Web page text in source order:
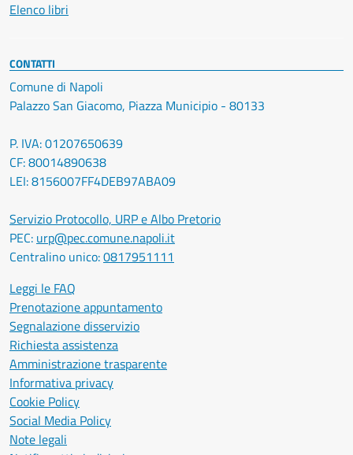
Elenco libri
CONTATTI
Comune di Napoli
Palazzo San Giacomo, Piazza Municipio - 80133
P. IVA: 01207650639
CF: 80014890638
LEI: 8156007FF4DEB97ABA09
Servizio Protocollo, URP e Albo Pretorio
PEC: urp@pec.comune.napoli.it
Centralino unico:0817951111
Leggi le FAQ
Prenotazione appuntamento
Segnalazione disservizio
Richiesta assistenza
Amministrazione trasparente
Informativa privacy
Cookie Policy
Social Media Policy
Note legali